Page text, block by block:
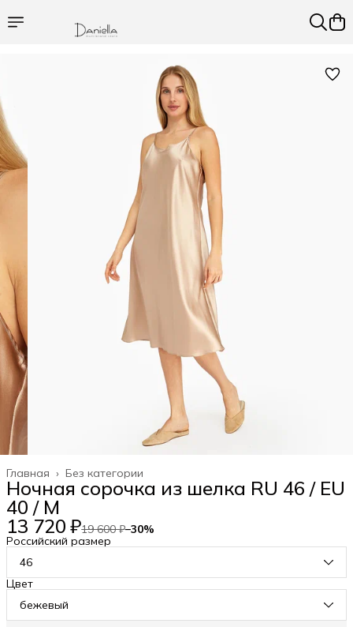
Без категории
Главная ›
Ночная сорочка из шелка RU 46 / EU
40 / M
13 720 ₽19 600 ₽−30%
Российский размер
46
Цвет
бежевый